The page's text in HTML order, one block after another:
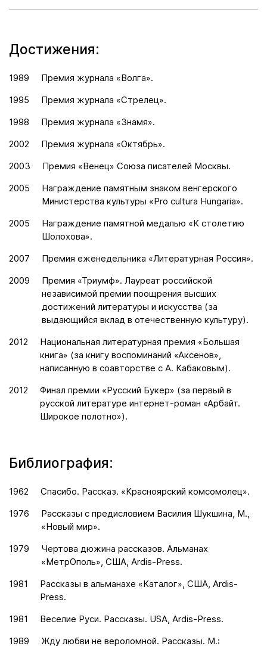
Достижения:
1989
Премия журнала «Волга».
1995
Премия журнала «Стрелец».
1998
Премия журнала «Знамя».
2002
Премия журнала «Октябрь».
2003
Премия «Венец» Союза писателей Москвы.
2005
Награждение памятным знаком венгерского
Министерства культуры «Pro cultura Hungaria».
2005
Награждение памятной медалью «К столетию
Шолохова».
2007
Премия еженедельника «Литературная Россия».
2009
Премия «Триумф». Лауреат российской
независимой премии поощрения высших
достижений литературы и искусства (за
выдающийся вклад в отечественную культуру).
2012
Национальная литературная премия «Большая
книга» (за книгу воспоминаний «Аксенов»,
написанную в соавторстве с А. Кабаковым).
2012
Финал премии «Русский Букер» (за первый в
русской литературе интернет-роман «Арбайт.
Широкое полотно»).
Библиография:
1962
Спасибо. Рассказ. «Красноярский комсомолец».
1976
Рассказы с предисловием Василия Шукшина, М.,
«Новый мир».
1979
Чертова дюжина рассказов. Альманах
«МетрОполь», США, Ardis-Press.
1981
Рассказы в альманахе «Каталог», США, Ardis-
Press.
1981
Веселие Руси. Рассказы. USA, Ardis-Press.
1989
Жду любви не вероломной. Рассказы. М.: